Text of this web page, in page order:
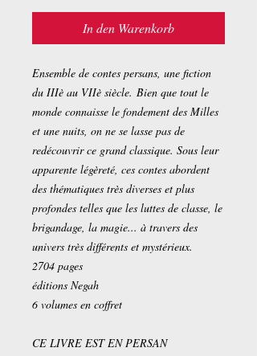
In den Warenkorb
Ensemble de contes persans, une fiction
du IIIè au VIIè siècle. Bien que tout le
monde connaisse le fondement des Milles
et une nuits, on ne se lasse pas de
redécouvrir ce grand classique. Sous leur
apparente légèreté, ces contes abordent
des thématiques très diverses et plus
profondes telles que les luttes de classe, le
brigandage, la magie... à travers des
univers très différents et mystérieux.
2704 pages
éditions Negah
6 volumes en coffret
CE LIVRE EST EN PERSAN